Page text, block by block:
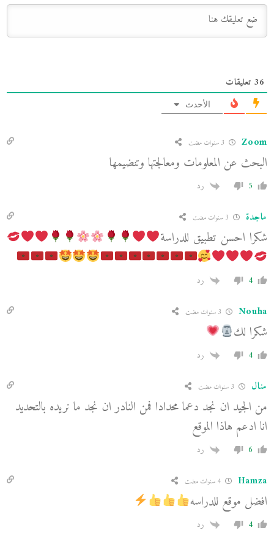
36 تعليقات
الأحدث
Zoom
البحث عن المعلومات ومعالجتها وتنضيمها
5 رد
ماجدة
شكرا احسن تطبيق للدراسة
4 رد
Nouha
شكرا لك
4 رد
منال
من الجيد ان نجد دعما محدادا فمن النادر ان نجد ما نريده بالتحديد
انا ادعم هاذا الموقع
6 رد
Hamza 4 سنوات مضت
افضل موقع للدراسه
4 رد